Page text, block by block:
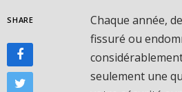
SHARE
Chaque année,
fissuré ou
seulement une